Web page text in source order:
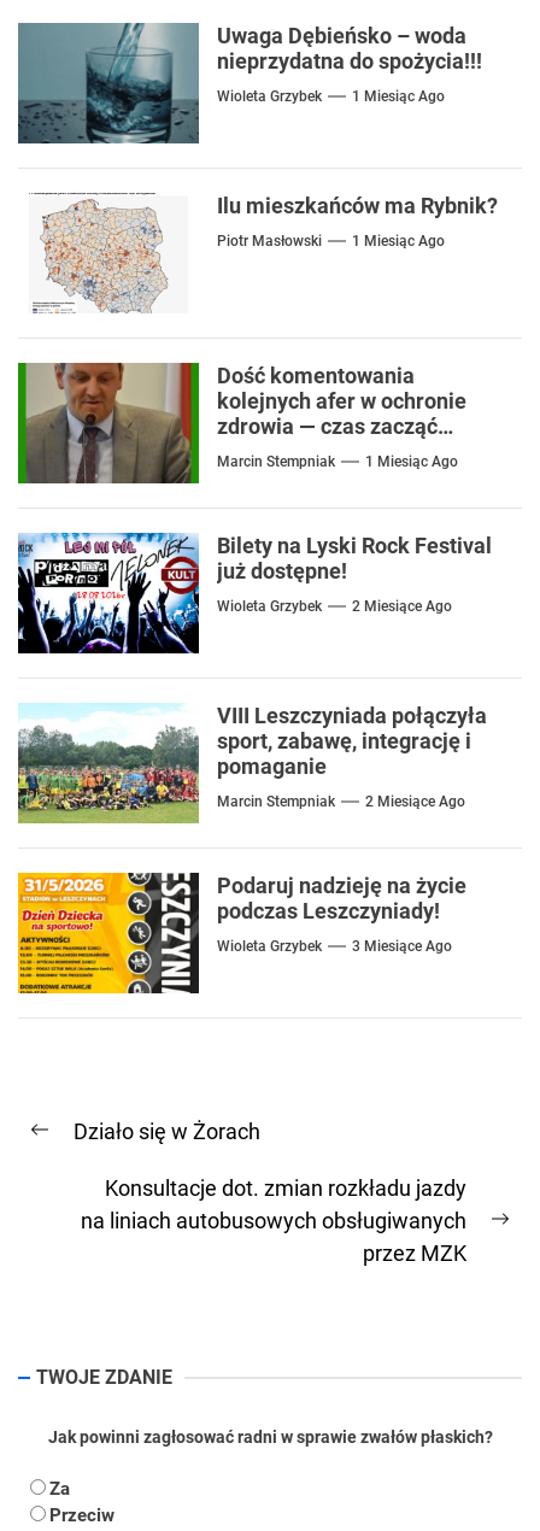
Uwaga Dębieńsko – woda
nieprzydatna do spożycia!!!
Wioleta Grzybek 1 Miesiąc Ago
Ilu mieszkańców ma Rybnik?
Piotr Masłowski 1 Miesiąc Ago
Dość komentowania
kolejnych afer w ochronie
zdrowia — czas zacząć
mówić o rozwiązaniach
Marcin Stempniak 1 Miesiąc Ago
Bilety na Lyski Rock Festival
już dostępne!
Wioleta Grzybek 2 Miesiące Ago
VIII Leszczyniada połączyła
sport, zabawę, integrację i
pomaganie
Marcin Stempniak 2 Miesiące Ago
Podaruj nadzieję na życie
podczas Leszczyniady!
Wioleta Grzybek 3 Miesiące Ago
wpisu
Previous
Działo się w Żorach
Konsultacje dot. zmian rozkładu jazdy
na liniach autobusowych obsługiwanych
przez MZK
TWOJE ZDANIE
Jak powinni zagłosować radni w sprawie zwałów płaskich?
Za
Przeciw